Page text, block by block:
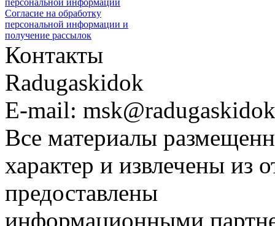
персональной информации
Согласие на обработку
персональной информации и
получение рассылок
Контакты
Radugaskidok
E-mail:
Все материалы
характер и извлечены из
предоставлены
информационными